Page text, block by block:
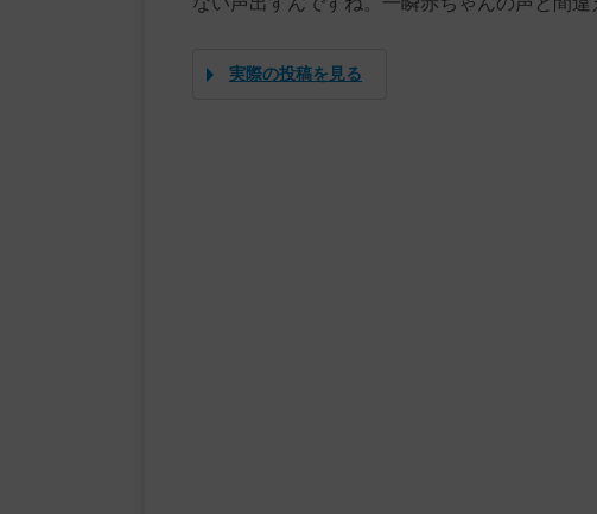
実際の投稿を見る